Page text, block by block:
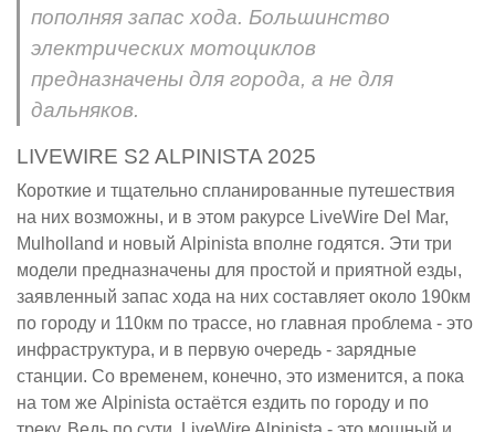
пополняя запас хода. Большинство
электрических мотоциклов
предназначены для города, а не для
дальняков.
LIVEWIRE S2 ALPINISTA 2025
Короткие и тщательно спланированные путешествия
на них возможны, и в этом ракурсе LiveWire Del Mar,
Mulholland и новый Alpinista вполне годятся. Эти три
модели предназначены для простой и приятной езды,
заявленный запас хода на них составляет около 190км
по городу и 110км по трассе, но главная проблема - это
инфраструктура, и в первую очередь - зарядные
станции. Со временем, конечно, это изменится, а пока
на том же Alpinista остаётся ездить по городу и по